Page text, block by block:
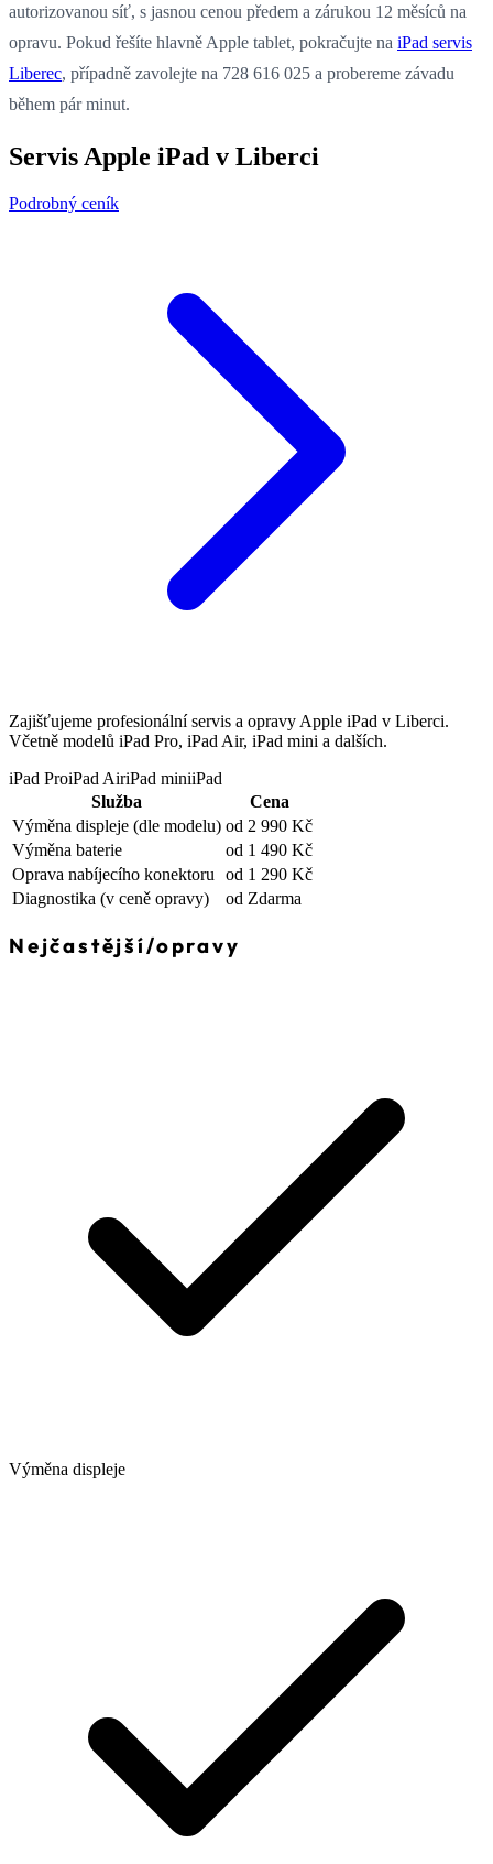
autorizovanou síť, s jasnou cenou předem a zárukou 12 měsíců na
opravu. Pokud řešíte hlavně Apple tablet, pokračujte na iPad servis
Liberec, případně zavolejte na 728 616 025 a probereme závadu
během pár minut.
Servis Apple iPad v Liberci
Podrobný ceník
Zajišťujeme profesionální servis a opravy Apple iPad v Liberci.
Včetně modelů iPad Pro, iPad Air, iPad mini a dalších.
iPad ProiPad AiriPad miniiPad
Služba
Cena
Výměna displeje (dle modelu) od 2 990 Kč
Výměna baterie
od 1 490 Kč
Oprava nabíjecího konektoru
od 1 290 Kč
Diagnostika (v ceně opravy) od Zdarma
Nejčastější/opravy
Výměna displeje